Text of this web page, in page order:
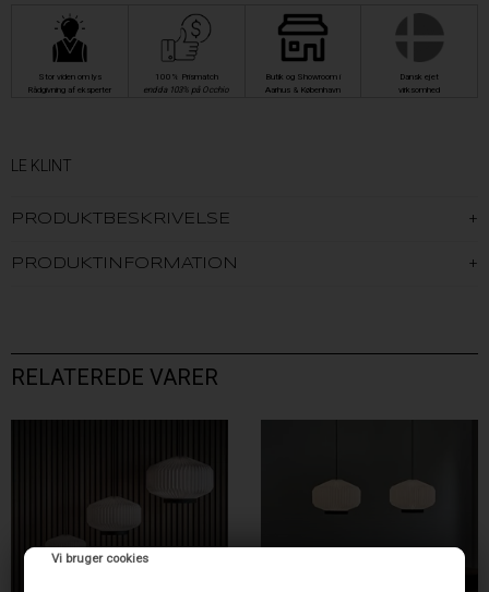
Vi bruger cookies
Stor viden om lys
Rådgivning af eksperter
100% Prismatch
endda 103% på Occhio
Butik og Showroom i
Aarhus & København
Dansk ejet
virksomhed
LE KLINT
PRODUKTBESKRIVELSE
PRODUKTINFORMATION
RELATEREDE VARER